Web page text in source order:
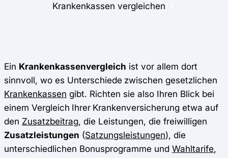
Krankenkassen vergleichen
Ein Krankenkassenvergleich ist vor allem dort
sinnvoll, wo es Unterschiede zwischen gesetzlichen
Krankenkassen gibt. Richten sie also Ihren Blick bei
einem Vergleich Ihrer Krankenversicherung etwa auf
den Zusatzbeitrag, die Leistungen, die freiwilligen
Zusatzleistungen (Satzungsleistungen), die
unterschiedlichen Bonusprogramme und Wahltarife,